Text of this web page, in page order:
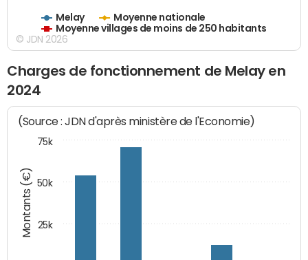
Melay
Moyenne nationale
Moyenne villages de moins de 250 habitants
© JDN 2026
Charges de fonctionnement de Melay en
2024
Montants (€)
(Source : JDN d'après ministère de l'Economie)
25k
50k
75k